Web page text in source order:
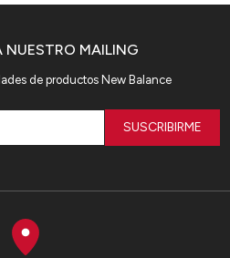
NUESTRO MAILING
de productos New Balance
SUSCRIBIRME